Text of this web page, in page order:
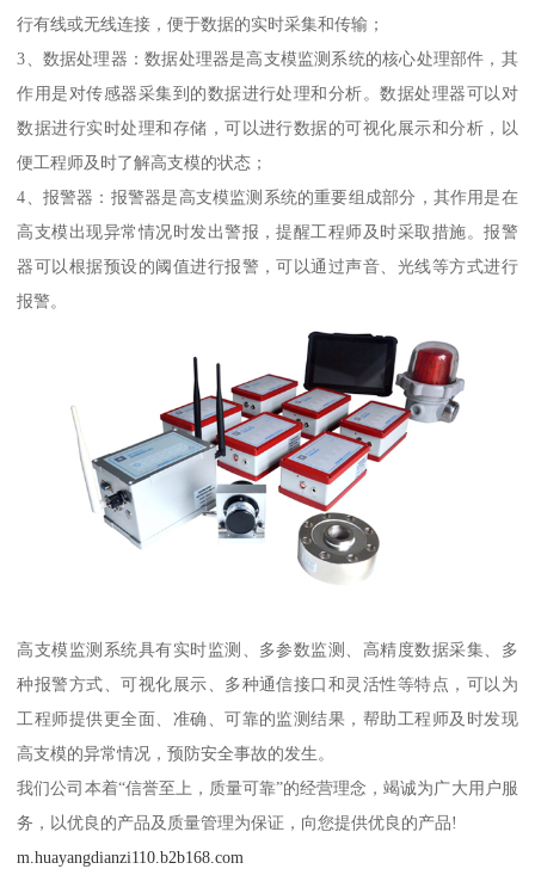
行有线或无线连接，便于数据的实时采集和传输；
3、数据处理器：数据处理器是高支模监测系统的核心处理部件，其
作用是对传感器采集到的数据进行处理和分析。数据处理器可以对
数据进行实时处理和存储，可以进行数据的可视化展示和分析，以
便工程师及时了解高支模的状态；
4、报警器：报警器是高支模监测系统的重要组成部分，其作用是在
高支模出现异常情况时发出警报，提醒工程师及时采取措施。报警
器可以根据预设的阈值进行报警，可以通过声音、光线等方式进行
报警。
高支模监测系统具有实时监测、多参数监测、高精度数据采集、多
种报警方式、可视化展示、多种通信接口和灵活性等特点，可以为
工程师提供更全面、准确、可靠的监测结果，帮助工程师及时发现
高支模的异常情况，预防安全事故的发生。
我们公司本着“信誉至上，质量可靠”的经营理念，竭诚为广大用户服
务，以优良的产品及质量管理为保证，向您提供优良的产品!
m.huayangdianzi110.b2b168.com